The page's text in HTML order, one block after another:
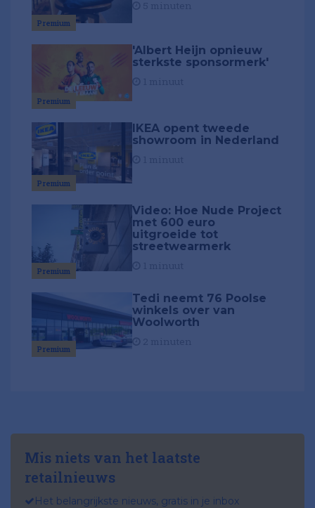
Premium
Premium
'Albert Heijn opnieuw
sterkste sponsormerk'
Premium
IKEA opent tweede
showroom in Nederland
Premium
Video: Hoe Nude Project
met 600 euro
uitgroeide tot
streetwearmerk
Premium
Tedi neemt 76 Poolse
winkels over van
Woolworth
Mis niets van het laatste
retailnieuws
Het belangrijkste nieuws, gratis in je inbox